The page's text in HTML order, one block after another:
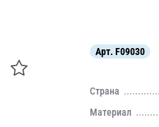
Арт. F09030
Страна
Материал